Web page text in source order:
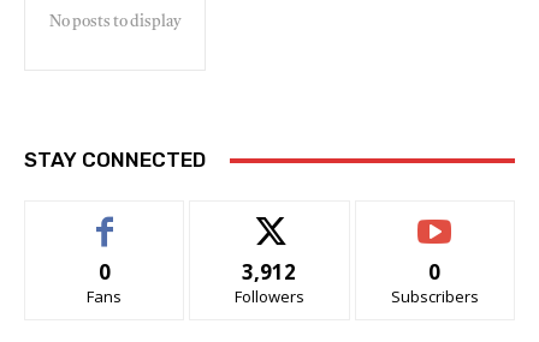
No posts to display
STAY CONNECTED
0
Fans
3,912
Followers
0
Subscribers